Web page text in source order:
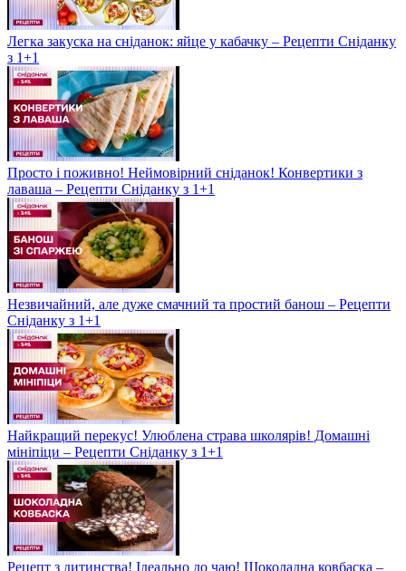
Легка закуска на сніданок: яйце у кабачку – Рецепти Сніданку
з 1+1
Просто і поживно! Неймовірний сніданок! Конвертики з
лаваша – Рецепти Сніданку з 1+1
Незвичайний, але дуже смачний та простий банош – Рецепти
Сніданку з 1+1
Найкращий перекус! Улюблена страва школярів! Домашні
мініпіци – Рецепти Сніданку з 1+1
Рецепт з дитинства! Ідеально до чаю! Шоколадна ковбаска –